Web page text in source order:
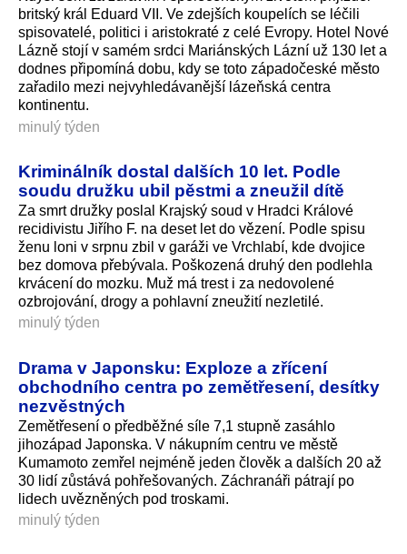
britský král Eduard VII. Ve zdejších koupelích se léčili
spisovatelé, politici i aristokraté z celé Evropy. Hotel Nové
Lázně stojí v samém srdci Mariánských Lázní už 130 let a
dodnes připomíná dobu, kdy se toto západočeské město
zařadilo mezi nejvyhledávanější lázeňská centra
kontinentu.
minulý týden
Kriminálník dostal dalších 10 let. Podle
soudu družku ubil pěstmi a zneužil dítě
Za smrt družky poslal Krajský soud v Hradci Králové
recidivistu Jiřího F. na deset let do vězení. Podle spisu
ženu loni v srpnu zbil v garáži ve Vrchlabí, kde dvojice
bez domova přebývala. Poškozená druhý den podlehla
krvácení do mozku. Muž má trest i za nedovolené
ozbrojování, drogy a pohlavní zneužití nezletilé.
minulý týden
Drama v Japonsku: Exploze a zřícení
obchodního centra po zemětřesení, desítky
nezvěstných
Zemětřesení o předběžné síle 7,1 stupně zasáhlo
jihozápad Japonska. V nákupním centru ve městě
Kumamoto zemřel nejméně jeden člověk a dalších 20 až
30 lidí zůstává pohřešovaných. Záchranáři pátrají po
lidech uvězněných pod troskami.
minulý týden